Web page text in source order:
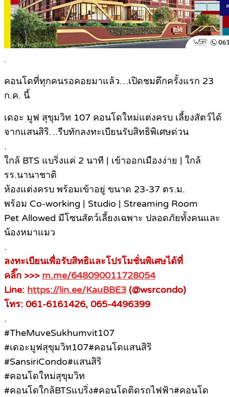
.
คอนโดที่ทุกคนรอคอยมาแล้ว…เปิดชมตึกครั้งแรก 23
ก.ค. นี้
เดอะ มูฟ สุขุมวิท 107 คอนโดใหม่แต่งครบ เลี้ยงสัตว์ได้
จากแสนสิริ…รีบทักลงทะเบียนรับสิทธิพิเศษด่วน
.
ใกล้ BTS แบริ่งแค่ 2 นาที | เข้าออกเมืองง่าย | ใกล้
รร.นานาชาติ
ห้องแต่งครบ พร้อมเข้าอยู่ ขนาด 23-37 ตร.ม.
พร้อม Co-working | Studio | Streaming Room
Pet Allowed มีโซนสัตว์เลี้ยงเฉพาะ ปลอดภัยทั้งคนและ
น้องหมาแมว
.
ลงทะเบียนเพื่อรับสิทธิและโปรโมชั่นพิเศษได้ที่
คลิ๊ก >>> m.me/648090011728054
Line: https://lin.ee/KauBBE3 (@wsrcondo)
โทร: 061-6161426, 065-4496399
.
#TheMuveSukhumvit107
#เดอะมูฟสุขุมวิท107#คอนโดแสนสิริ
#SansiriCondo#แสนสิริ
#คอนโดใหม่สุขุมวิท
#คอนโดใกล้BTSแบริ่ง#คอนโดติดรถไฟฟ้า#คอนโด